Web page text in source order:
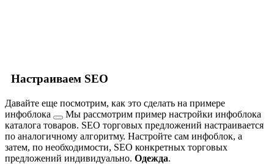
Настраиваем SEO
Давайте еще посмотрим, как это сделать на примере
инфоблока
Мы рассмотрим пример настройки инфоблока
каталога товаров. SEO торговых предложений настраивается
по аналогичному алгоритму. Настройте сам инфоблок, а
затем, по необходимости, SEO конкретных торговых
предложений индивидуально. Одежда.